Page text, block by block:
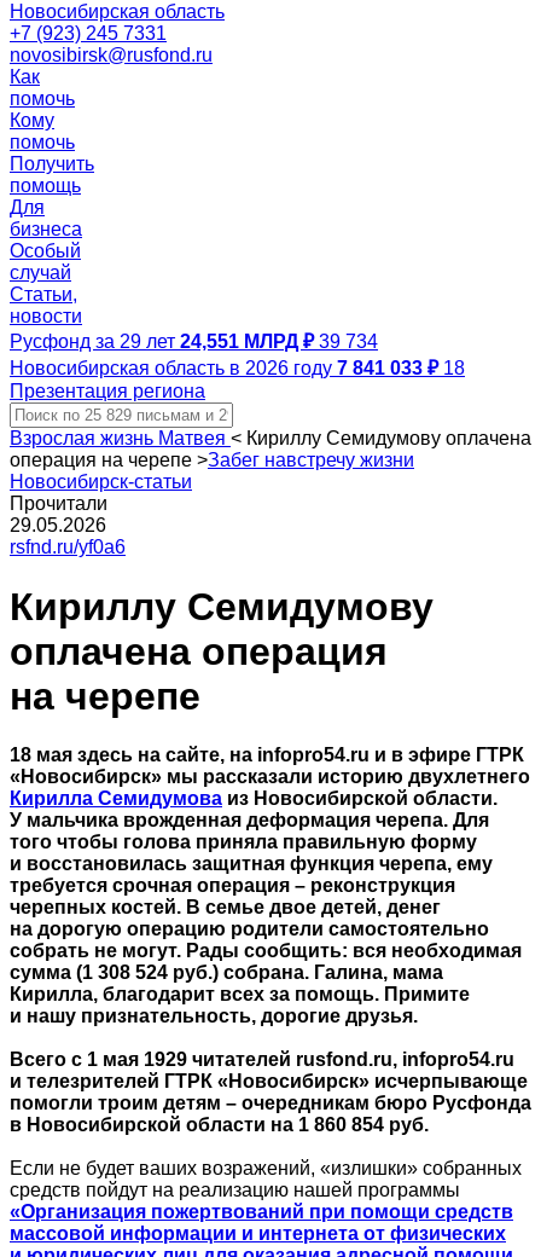
Новосибирская область
+7 (923) 245 7331
novosibirsk@rusfond.ru
Как
помочь
Кому
помочь
Получить
помощь
Для
бизнеса
Особый
случай
Статьи,
новости
Русфонд за 29 лет 24,551 МЛРД ₽ 39 734
Новосибирская область в 2026 году 7 841 033 ₽ 18
Презентация региона
Взрослая жизнь Матвея < Кириллу Семидумову оплачена
операция на черепе >Забег навстречу жизни
Новосибирск-статьи
Прочитали
29.05.2026
rsfnd.ru/yf0a6
Кириллу Семидумову
оплачена операция
на черепе
18 мая здесь на сайте, на infopro54.ru и в эфире ГТРК
«Новосибирск» мы рассказали историю двухлетнего
Кирилла Семидумова из Новосибирской области.
У мальчика врожденная деформация черепа. Для
того чтобы голова приняла правильную форму
и восстановилась защитная функция черепа, ему
требуется срочная операция – реконструкция
черепных костей. В семье двое детей, денег
на дорогую операцию родители самостоятельно
собрать не могут. Рады сообщить: вся необходимая
сумма (1 308 524 руб.) собрана. Галина, мама
Кирилла, благодарит всех за помощь. Примите
и нашу признательность, дорогие друзья.
Всего с 1 мая 1929 читателей rusfond.ru, infopro54.ru
и телезрителей ГТРК «Новосибирск» исчерпывающе
помогли троим детям – очередникам бюро Русфонда
в Новосибирской области на 1 860 854 руб.
Если не будет ваших возражений, «излишки» собранных
средств пойдут на реализацию нашей программы
«Организация пожертвований при помощи средств
массовой информации и интернета от физических